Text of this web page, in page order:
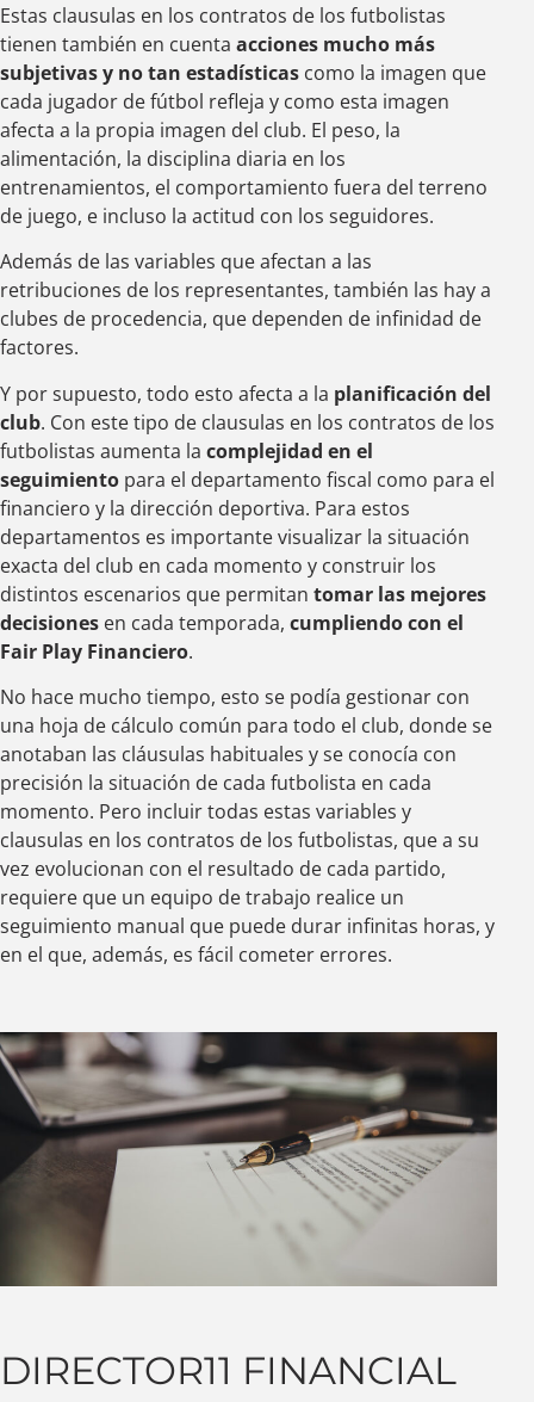
Estas clausulas en los contratos de los futbolistas
tienen también en cuenta acciones mucho más
subjetivas y no tan estadísticas como la imagen que
cada jugador de fútbol refleja y como esta imagen
afecta a la propia imagen del club. El peso, la
alimentación, la disciplina diaria en los
entrenamientos, el comportamiento fuera del terreno
de juego, e incluso la actitud con los seguidores.
Además de las variables que afectan a las
retribuciones de los representantes, también las hay a
clubes de procedencia, que dependen de infinidad de
factores.
Y por supuesto, todo esto afecta a la planificación del
club. Con este tipo de clausulas en los contratos de los
futbolistas aumenta la complejidad en el
seguimiento para el departamento fiscal como para el
financiero y la dirección deportiva. Para estos
departamentos es importante visualizar la situación
exacta del club en cada momento y construir los
distintos escenarios que permitan tomar las mejores
decisiones en cada temporada, cumpliendo con el
Fair Play Financiero.
No hace mucho tiempo, esto se podía gestionar con
una hoja de cálculo común para todo el club, donde se
anotaban las cláusulas habituales y se conocía con
precisión la situación de cada futbolista en cada
momento. Pero incluir todas estas variables y
clausulas en los contratos de los futbolistas, que a su
vez evolucionan con el resultado de cada partido,
requiere que un equipo de trabajo realice un
seguimiento manual que puede durar infinitas horas, y
en el que, además, es fácil cometer errores.
DIRECTOR11 FINANCIAL